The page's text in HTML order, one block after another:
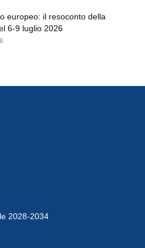
europeo: il resoconto della
6-9 luglio 2026
2028-2034